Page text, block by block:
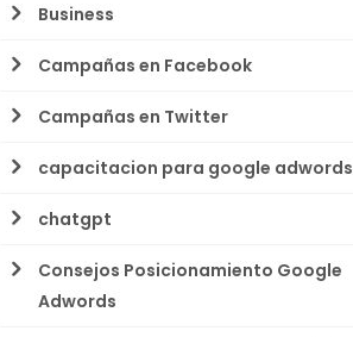
Business
Campañas en Facebook
Campañas en Twitter
capacitacion para google adwords
chatgpt
Consejos Posicionamiento Google
Adwords